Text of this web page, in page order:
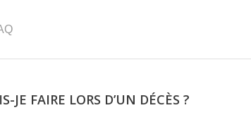
JE FAIRE LORS D’UN DÉCÈS ?